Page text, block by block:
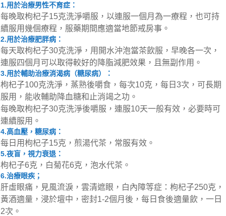
1.用於治療男性不育症：
每晚取枸杞子15克洗淨嚼服，以連服一個月為一療程，也可持
續服用幾個療程，服藥期間應適當地節戒房事。
2.用於治療肥胖病：
每天取枸杞子30克洗淨，用開水沖泡當茶飲服，早晚各一次，
連服四個月可以取得較好的降脂減肥效果，且無副作用。
3.用於輔助治療消渴病（糖尿病）：
枸杞子100克洗淨，蒸熟後嚼食，每次10克，每日3次，可長期
服用，能收輔助降血糖和止消竭之功。
每晚取枸杞子30克洗淨後嚼服，連服10天一般有效，必要時可
連續服用。
4.高血壓，糖尿病：
每日用枸杞子15克，煎湯代茶，常服有效。
5.夜盲，視力衰退：
枸杞子6克，白菊花6克，泡水代茶。
6.治療眼疾；
肝虛眼痛，見風流淚，雲清遮眼，白內障等症：枸杞子250克，
黃酒適量，浸於壇中，密封1-2個月後，每日食後適量飲，一日
2次。